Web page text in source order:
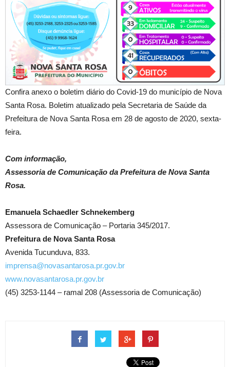
Confira anexo o boletim diário do Covid-19 do município de Nova
Santa Rosa. Boletim atualizado pela Secretaria de Saúde da
Prefeitura de Nova Santa Rosa em 28 de agosto de 2020, sexta-
feira.
Com informação,
Assessoria de Comunicação da Prefeitura de Nova Santa
Rosa.
Emanuela Schaedler Schnekemberg
Assessora de Comunicação – Portaria 345/2017.
Prefeitura de Nova Santa Rosa
Avenida Tucunduva, 833.
imprensa@novasantarosa.pr.gov.br
www.novasantarosa.pr.gov.br
(45) 3253-1144 – ramal 208 (Assessoria de Comunicação)